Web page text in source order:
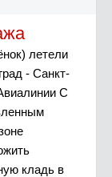
летели
- Санкт-
С
кладь в